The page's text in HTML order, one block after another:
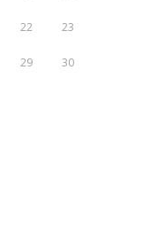
22 23
29 30